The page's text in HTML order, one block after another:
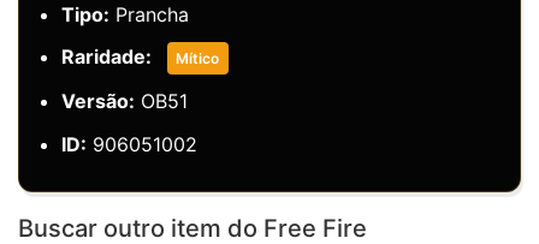
Tipo: Prancha
Raridade:
Mítico
Versão: OB51
ID: 906051002
Buscar outro item do Free Fire